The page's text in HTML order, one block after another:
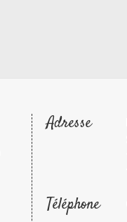
Adresse
Téléphone